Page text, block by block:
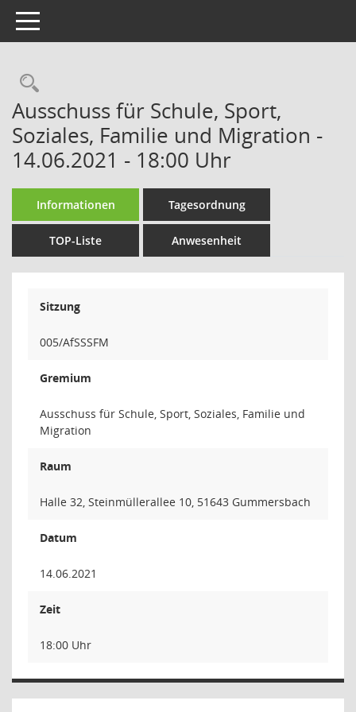
Toggle navigation
Rechercheauswahl
Ausschuss für Schule, Sport,
Soziales, Familie und Migration -
14.06.2021 - 18:00 Uhr
Informationen Tagesordnung
TOP-Liste Anwesenheit
Sitzung
005/AfSSSFM
Gremium
Ausschuss für Schule, Sport, Soziales, Familie und
Migration
Raum
Halle 32, Steinmüllerallee 10, 51643 Gummersbach
Datum
14.06.2021
Zeit
18:00 Uhr